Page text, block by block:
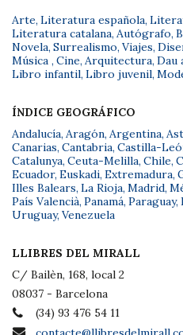
Arte, Literatura española,
Literatura catalana, Autógrafo,
Novela, Surrealismo, Viajes,
Música , Cine, Arquitectura, Dau
Libro infantil, Libro juvenil,
ÍNDICE GEOGRÁFICO
Andalucía, Aragón, Argentina,
Canarias, Cantabria, Castilla-
Catalunya, Ceuta-Melilla, Chile,
Ecuador, Euskadi, Extremadura,
Illes Balears, La Rioja, Madrid,
País Valencià, Panamá, Paraguay,
Uruguay, Venezuela
LLIBRES DEL MIRALL
C/ Bailèn, 168, local 2
08037 - Barcelona
(34) 93 476 54 11